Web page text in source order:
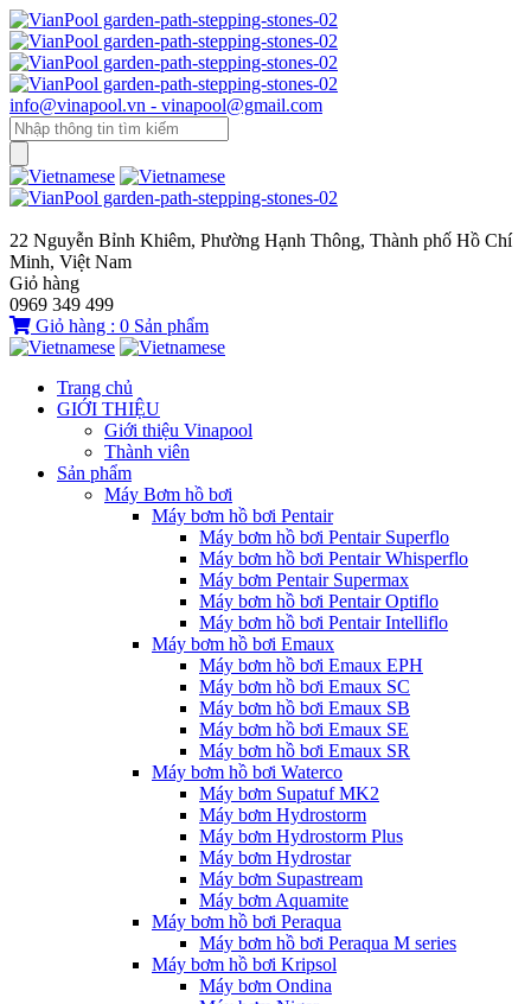
info@vinapool.vn - vinapool@gmail.com
22 Nguyễn Bỉnh Khiêm, Phường Hạnh Thông, Thành phố Hồ Chí
Minh, Việt Nam
Giỏ hàng
0969 349 499
Giỏ hàng : 0 Sản phẩm
Trang chủ
GIỚI THIỆU
Giới thiệu Vinapool
Thành viên
Sản phẩm
Máy Bơm hồ bơi
Máy bơm hồ bơi Pentair
Máy bơm hồ bơi Pentair Superflo
Máy bơm hồ bơi Pentair Whisperflo
Máy bơm Pentair Supermax
Máy bơm hồ bơi Pentair Optiflo
Máy bơm hồ bơi Pentair Intelliflo
Máy bơm hồ bơi Emaux
Máy bơm hồ bơi Emaux EPH
Máy bơm hồ bơi Emaux SC
Máy bơm hồ bơi Emaux SB
Máy bơm hồ bơi Emaux SE
Máy bơm hồ bơi Emaux SR
Máy bơm hồ bơi Waterco
Máy bơm Supatuf MK2
Máy bơm Hydrostorm
Máy bơm Hydrostorm Plus
Máy bơm Hydrostar
Máy bơm Supastream
Máy bơm Aquamite
Máy bơm hồ bơi Peraqua
Máy bơm hồ bơi Peraqua M series
Máy bơm hồ bơi Kripsol
Máy bơm Ondina